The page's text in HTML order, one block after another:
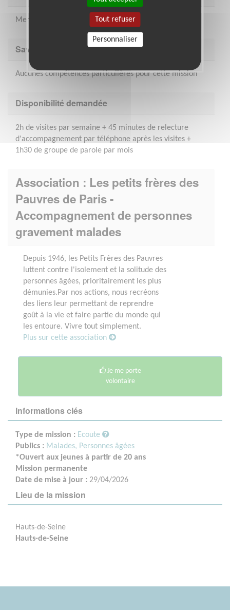
Merci de participer !
Savoir être & compétences
Aucunes compétences particulières pour cette mission
Disponibilité demandée
2h de visites par semaine + 45 minutes de relecture
d'accompagnement par téléphone après les visites +
1h30 de groupe de parole par mois
Association : Les petits frères des
Pauvres de Paris -
Accompagnement de personnes
gravement malades
Depuis 1946, les Petits Frères des Pauvres
luttent contre l'isolement et la solitude des
personnes âgées, prioritairement les plus
démunies.Par nos actions, nous recréons
des liens leur permettant de reprendre
goût à la vie et faire partie du monde qui
les entoure. Vivre tout simplement.
Plus sur cette association
Je me porte
volontaire
Informations clés
Type de mission : Ecoute
Publics : Malades, Personnes âgées
*Ouvert aux jeunes à partir de 20 ans
Mission permanente
Date de mise à jour : 29/04/2026
Lieu de la mission
Hauts-de-Seine
Hauts-de-Seine
Tout refuser
Personnaliser